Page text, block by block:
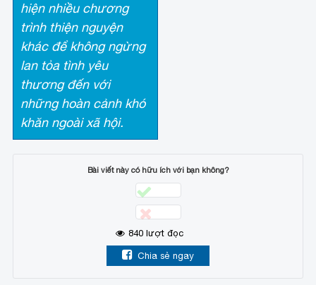
hiện nhiều chương
trình thiện nguyện
khác để không ngừng
lan tỏa tình yêu
thương đến với
những hoàn cảnh khó
khăn ngoài xã hội.
Bài viết này có hữu ích với bạn không?
840lượt đọc
Chia sẻ ngay